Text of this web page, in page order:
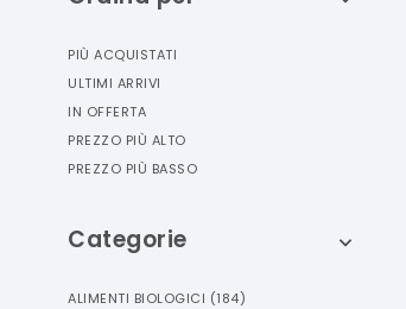
PIÙ ACQUISTATI
ULTIMI ARRIVI
IN OFFERTA
PREZZO PIÙ ALTO
PREZZO PIÙ BASSO
Categorie
ALIMENTI BIOLOGICI (184)